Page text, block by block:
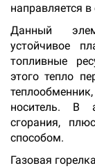
направляется
Данный
устойчивое
топливные
этого тепло
носитель. В
сгорания,
способом.
Газовая